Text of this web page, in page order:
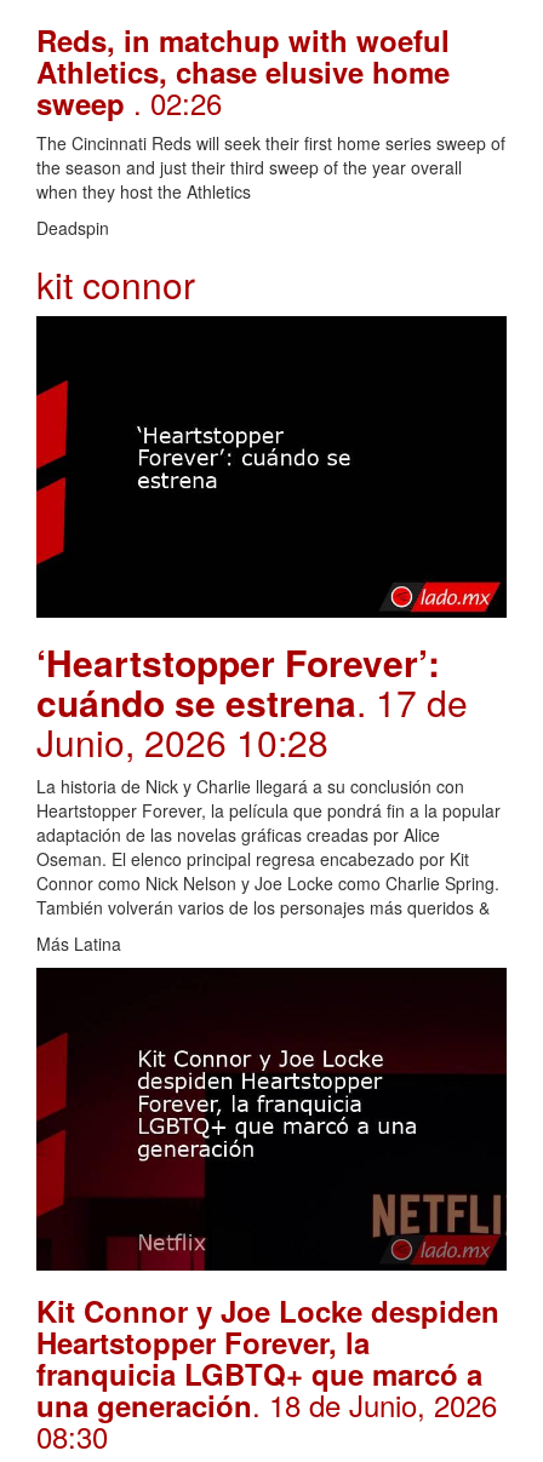
Reds, in matchup with woeful
Athletics, chase elusive home
sweep . 02:26
The Cincinnati Reds will seek their first home series sweep of
the season and just their third sweep of the year overall
when they host the Athletics
Deadspin
kit connor
‘Heartstopper Forever’:
cuándo se estrena. 17 de
Junio, 2026 10:28
La historia de Nick y Charlie llegará a su conclusión con
Heartstopper Forever, la película que pondrá fin a la popular
adaptación de las novelas gráficas creadas por Alice
Oseman. El elenco principal regresa encabezado por Kit
Connor como Nick Nelson y Joe Locke como Charlie Spring.
También volverán varios de los personajes más queridos &
Más Latina
Kit Connor y Joe Locke despiden
Heartstopper Forever, la
franquicia LGBTQ+ que marcó a
una generación. 18 de Junio, 2026
08:30